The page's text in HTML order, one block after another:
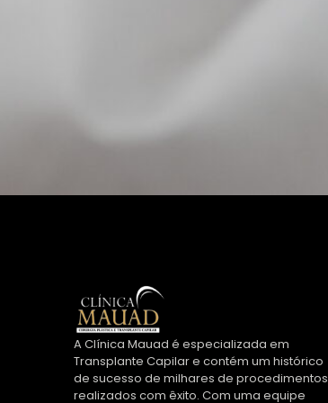
A Clínica Mauad é especializada em
Transplante Capilar e contém um histórico
de sucesso de milhares de procedimentos
realizados com êxito. Com uma equipe